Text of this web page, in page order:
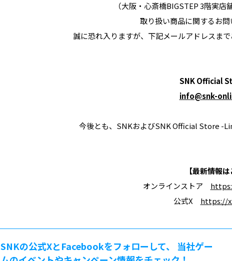
（大阪・心斎橋BIGSTEP 3階実店
取り扱い商品に関するお問
誠に恐れ入りますが、下記メールアドレスま
SNK Official
info@snk-
今後とも、SNKおよびSNK Official Store -
【最新情報
オンラインストア
公式X https://
SNKの公式XとFacebookをフォローして、 当社ゲー